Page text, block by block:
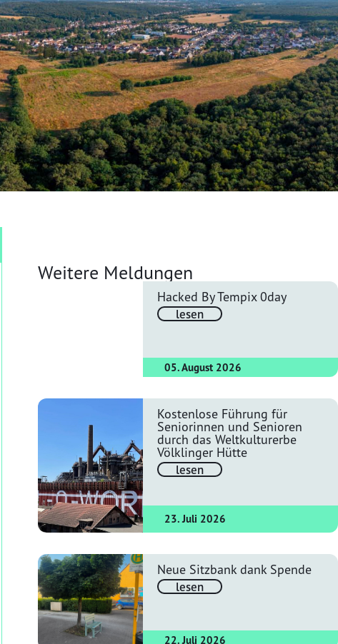
Weitere Meldungen
Hacked By Tempix 0day
lesen
05. August 2026
Kostenlose Führung für
Seniorinnen und Senioren
durch das Weltkulturerbe
Völklinger Hütte
lesen
23. Juli 2026
Neue Sitzbank dank Spende
lesen
22. Juli 2026